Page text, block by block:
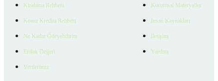
Kiralama Rehberi
Konut Kredisi Rehberi
Ne Kadar Ödeyebilirim
Emlak Değeri
Verilerimiz
Kurumsal Materyaller
İnsan Kaynakları
İletişim
Yardım